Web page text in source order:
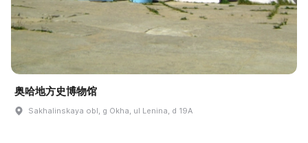
奥哈地方史博物馆
Sakhalinskaya obl, g Okha, ul Lenina, d 19A